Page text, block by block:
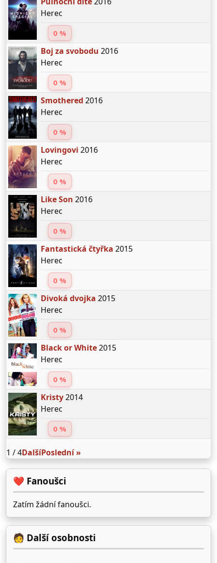
Herec
0 %
Boj za svobodu 2016
Herec
0 %
Smothered 2016
Herec
0 %
Lovingovi 2016
Herec
0 %
Like Son 2016
Herec
0 %
Fantastická čtyřka 2015
Herec
0 %
Divoká dvojka 2015
Herec
0 %
Black or White2015
Herec
0 %
Kristy2014
Herec
0 %
1 / 4DalšíPoslední »
❤️ Fanoušci
Zatím žádní fanoušci.
🧑 Další osobnosti